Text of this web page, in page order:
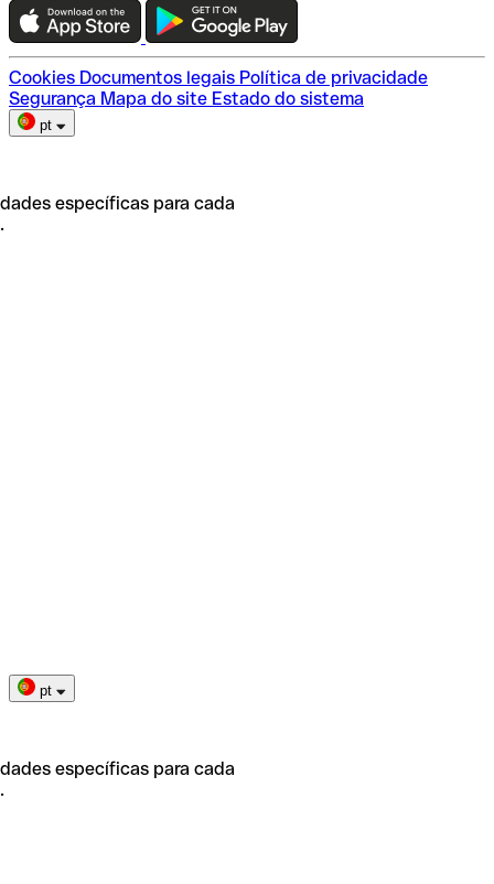
Escolha do plano
Cookies Documentos legais Política de privacidade
Segurança Mapa do site Estado do sistema
pt
específicas para cada
pt
específicas para cada